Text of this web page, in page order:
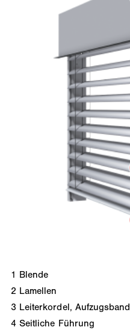
1 Blende
2 Lamellen
3 Leiterkordel, Aufzugsband
4 Seitliche Führung